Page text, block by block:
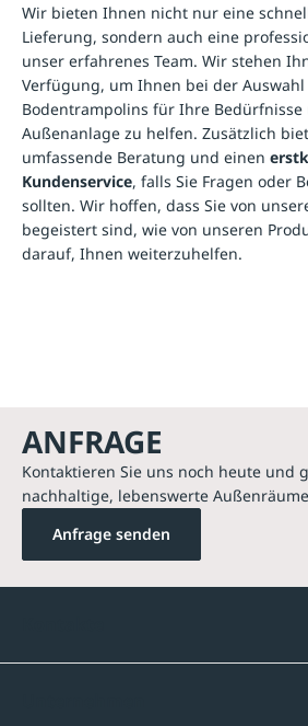
Wir bieten Ihnen nicht nur eine
Lieferung, sondern auch eine
unser erfahrenes Team. Wir stehen
Verfügung, um Ihnen bei der
Bodentrampolins für Ihre
Außenanlage zu helfen. Zusätzlich
umfassende Beratung und einen
Kundenservice, falls Sie Fragen oder
sollten. Wir hoffen, dass Sie von
begeistert sind, wie von unseren
darauf, Ihnen weiterzuhelfen.
ANFRAGE
Kontaktieren Sie uns noch heute und
nachhaltige, lebenswerte
Anfrage senden